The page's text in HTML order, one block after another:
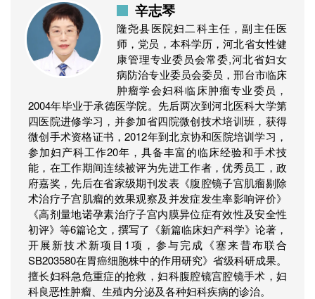
辛志琴
隆尧县医院妇二科主任，副主任医
师，党员，本科学历，河北省女性健
康管理专业委员会常委,河北省妇女
病防治专业委员会委员，邢台市临床
肿瘤学会妇科临床肿瘤专业委员，
2004年毕业于承德医学院。先后两次到河北医科大学第
四医院进修学习，并参加省四院微创技术培训班，获得
微创手术资格证书，2012年到北京协和医院培训学习，
参加妇产科工作20年，具备丰富的临床经验和手术技
能，在工作期间连续被评为先进工作者，优秀员工，政
府嘉奖，先后在省家级期刊发表《腹腔镜子宫肌瘤剔除
术治疗子宫肌瘤的效果观察及并发症发生率影响评价》
《高剂量地诺孕素治疗子宫内膜异位症有效性及安全性
初评》等6篇论文，撰写了《新篇临床妇产科学》论著，
开展新技术新项目1项，参与完成《塞来昔布联合
SB203580在胃癌细胞株中的作用研究》省级科研成果。
擅长妇科急危重症的抢救，妇科腹腔镜宫腔镜手术，妇
科良恶性肿瘤、生殖内分泌及各种妇科疾病的诊治。